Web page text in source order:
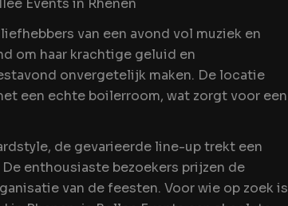
Events in Rhenen
van een avond vol muziek en
om haar krachtige geluid en
onvergetelijk maken. De locatie
een echte boilerroom, wat zorgt voor een
de gevarieerde line-up trekt een
enthousiaste bezoekers prijzen de
van de feesten. Voor wie op zoek is